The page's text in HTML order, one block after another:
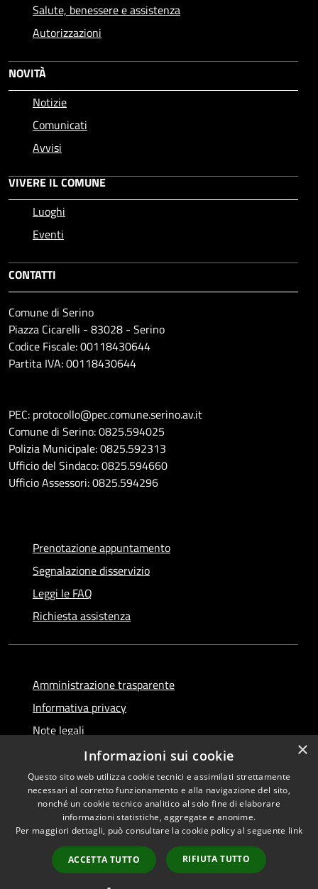
Salute, benessere e assistenza
Autorizzazioni
NOVITÀ
Notizie
Comunicati
Avvisi
VIVERE IL COMUNE
Luoghi
Eventi
CONTATTI
Comune di Serino
Piazza Cicarelli - 83028 - Serino
Codice Fiscale: 00118430644
Partita IVA: 00118430644
PEC: protocollo@pec.comune.serino.av.it
Comune di Serino: 0825.594025
Polizia Municipale: 0825.592313
Ufficio del Sindaco: 0825.594660
Ufficio Assessori: 0825.594296
Prenotazione appuntamento
Segnalazione disservizio
Leggi le FAQ
Richiesta assistenza
Amministrazione trasparente
Informativa privacy
Note legali
Dichiarazione di accessibilità
RSS
Accessibilità
Copyright © 2026 • Comune di
Municipium•
Accesso
redazione
×
Informazioni sui cookie
Questo sito web utilizza cookie tecnici e assimilati strettamente
necessari al corretto funzionamento e alla navigazione del sito,
nonché un cookie tecnico analitico al solo fine di elaborare
informazioni statistiche, aggregate e anonime.
Per maggiori dettagli, può consultare la cookie policy al seguente link
ACCETTA TUTTO RIFIUTA TUTTO